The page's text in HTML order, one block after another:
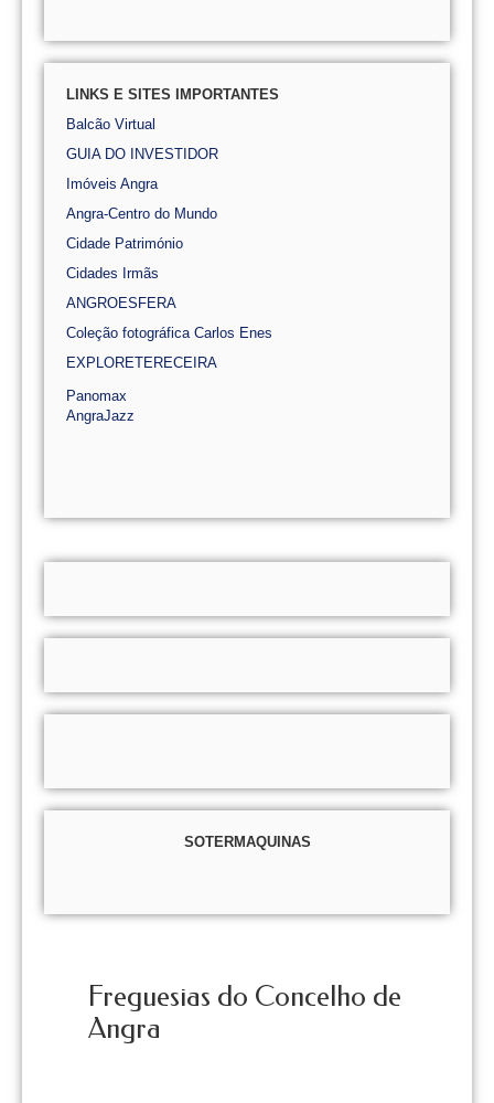
LINKS E SITES IMPORTANTES
Balcão Virtual
GUIA DO INVESTIDOR
Imóveis Angra
Angra-Centro do Mundo
Cidade Património
Cidades Irmãs
ANGROESFERA
Coleção fotográfica Carlos Enes
EXPLORETERECEIRA
Panomax
AngraJazz
SOTERMAQUINAS
Freguesias do Concelho de
Angra